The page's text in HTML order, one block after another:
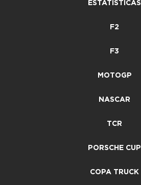
ESTATÍSTICAS
F2
F3
MOTOGP
NASCAR
TCR
PORSCHE CUP
COPA TRUCK